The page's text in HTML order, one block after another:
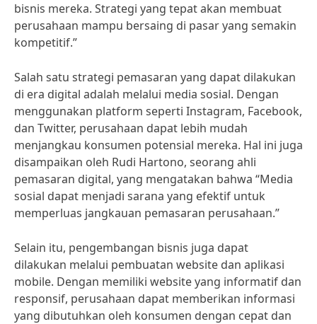
bisnis mereka. Strategi yang tepat akan membuat
perusahaan mampu bersaing di pasar yang semakin
kompetitif.”
Salah satu strategi pemasaran yang dapat dilakukan
di era digital adalah melalui media sosial. Dengan
menggunakan platform seperti Instagram, Facebook,
dan Twitter, perusahaan dapat lebih mudah
menjangkau konsumen potensial mereka. Hal ini juga
disampaikan oleh Rudi Hartono, seorang ahli
pemasaran digital, yang mengatakan bahwa “Media
sosial dapat menjadi sarana yang efektif untuk
memperluas jangkauan pemasaran perusahaan.”
Selain itu, pengembangan bisnis juga dapat
dilakukan melalui pembuatan website dan aplikasi
mobile. Dengan memiliki website yang informatif dan
responsif, perusahaan dapat memberikan informasi
yang dibutuhkan oleh konsumen dengan cepat dan